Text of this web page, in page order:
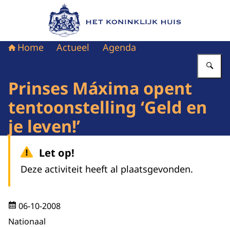
Naar de homepage van Het Koninklijk Huis
Home Actueel Agenda
Prinses Máxima opent
tentoonstelling ‘Geld en
je leven!’
Let op!
Deze activiteit heeft al plaatsgevonden.
06-10-2008
Nationaal